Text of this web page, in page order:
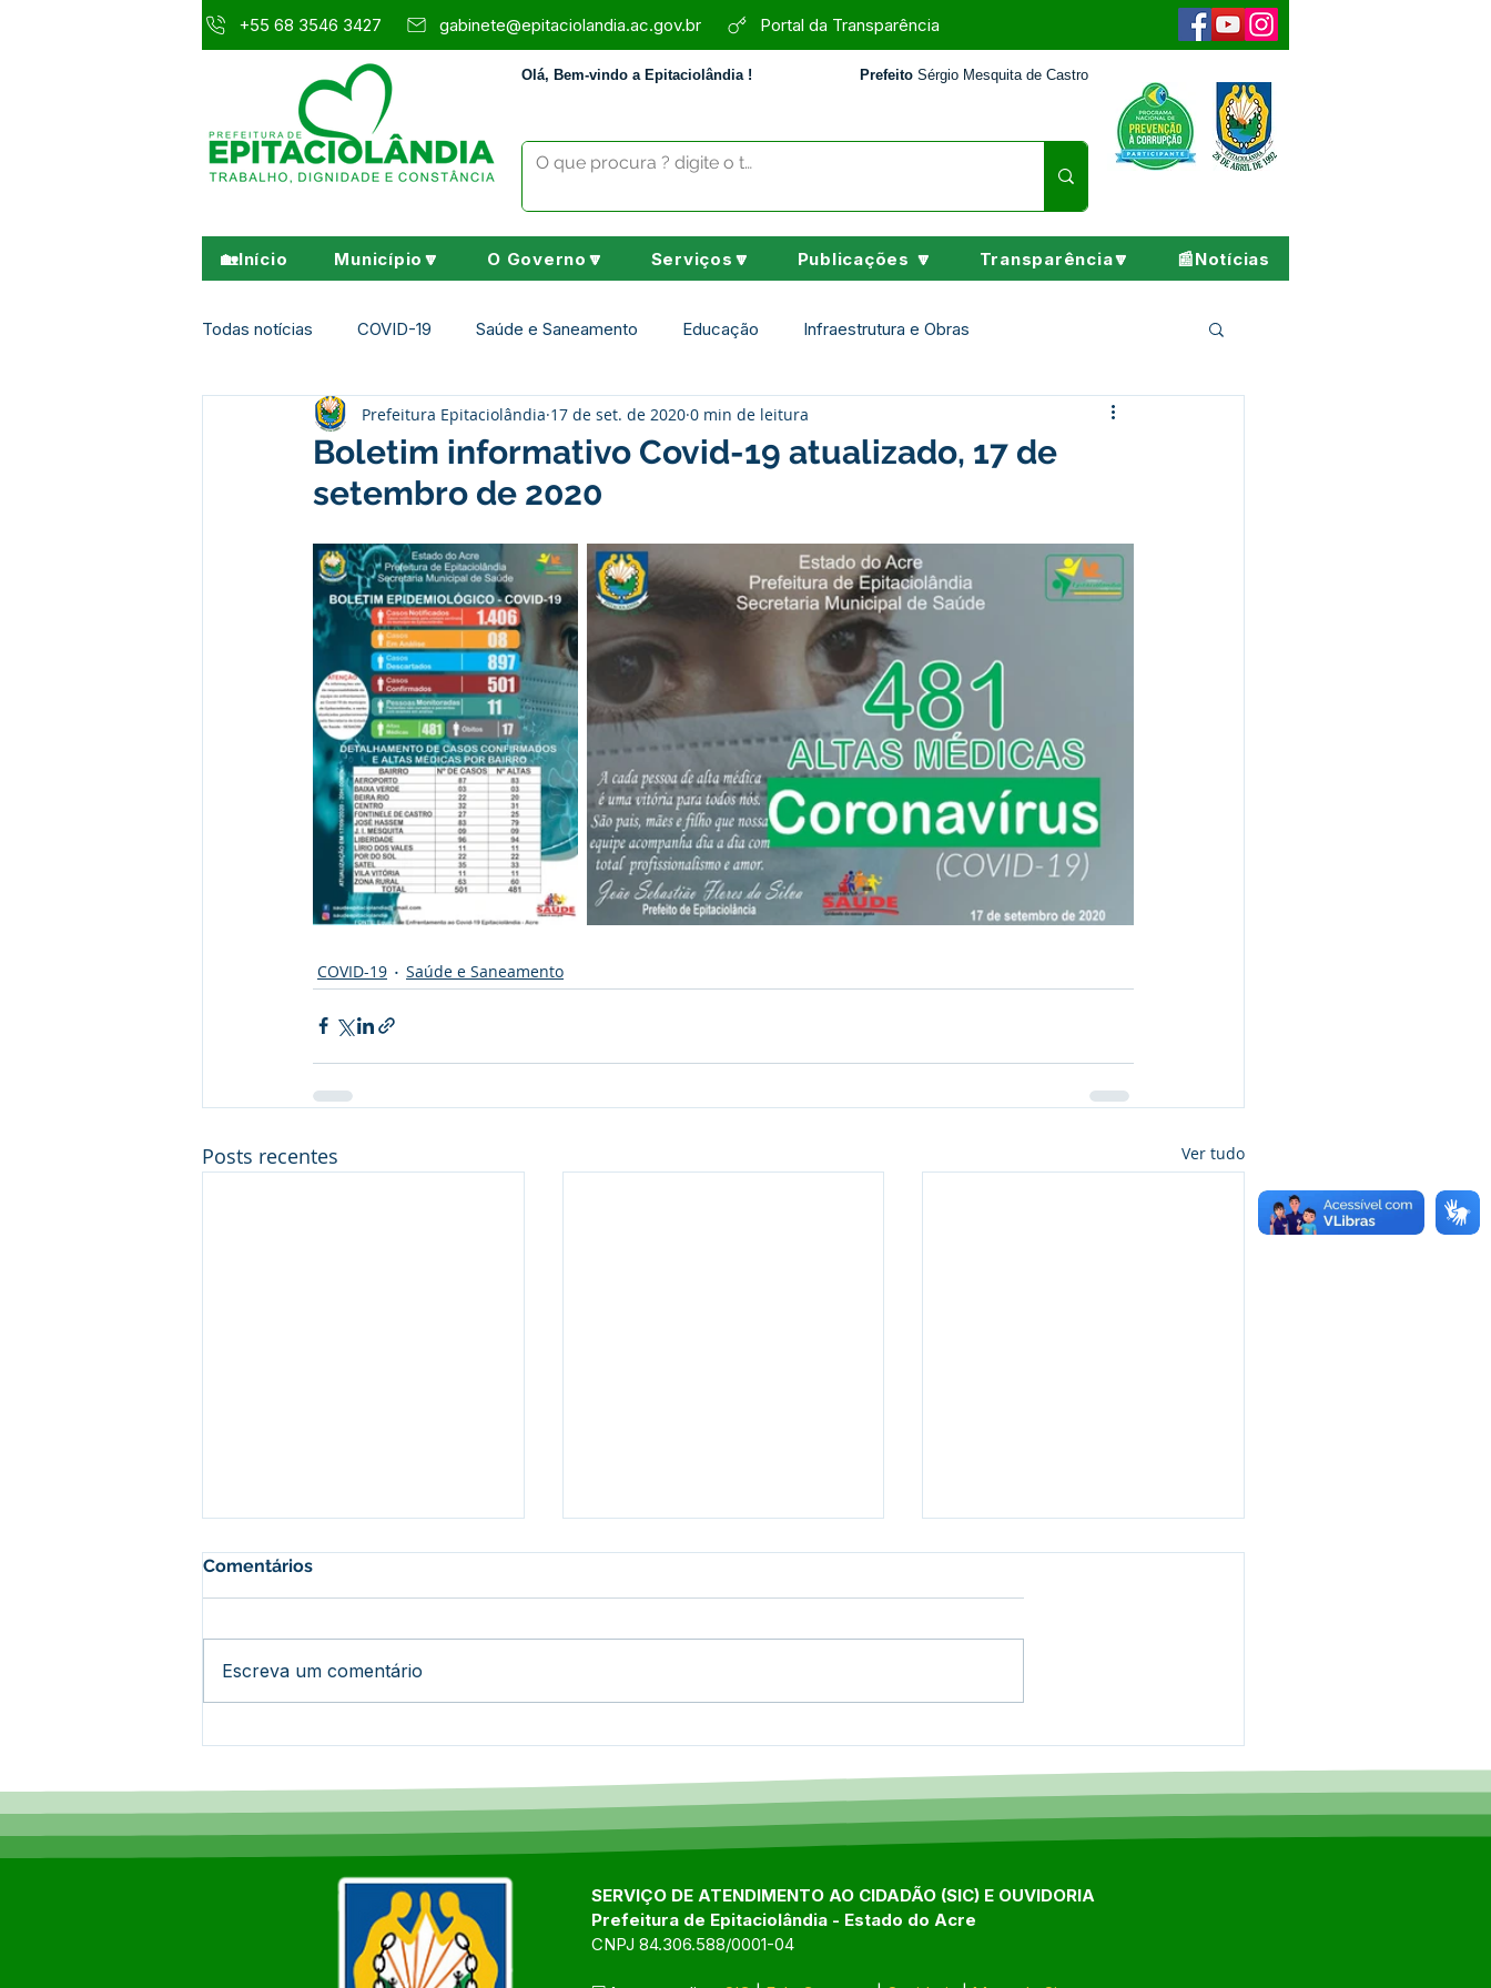
+55 68 3546 3427 gabinete@epitaciolandia.ac.gov.br Portal da Transparência
Olá, Bem-vindo a Epitaciolândia ! Prefeito Sérgio Mesquita de Castro
🏡Início Município🔽 O Governo🔽 Serviços🔽 Publicações 🔽 Transparência🔽 📰Notícias
Todas notícias COVID-19 Saúde e Saneamento Educação Infraestrutura e Obras
Agricultura e Meio Ambiente Assistência Social Desporto Cultura e Lazer
Administração e Finanças Institucional e Governo
Datas Comemorativas Vacinômetro Dengue Turismo Licitações Covênios e Parcerias
Emendas Parlamentares Empreededorismo Meio Ambiente Defesa Civil enchente
Assistência Social Aviso INFRAESTRUTURA Cavalgada Semana Evangélica Planejamento
Boletim informativo Covid-19 atualizado, 17 de
setembro de 2020
Prefeitura Epitaciolândia 17 de set. de 2020 0 min de leitura
COVID-19 Saúde e Saneamento
Posts recentes Ver tudo
Família e lidera ranking no
edição do Programa Saúde
na Comunidade
autoridades, profissionais e
população para debater
Comentários
Escreva um comentário
SERVIÇO DE ATENDIMENTO AO CIDADÃO (SIC) E OUVIDORIA
Prefeitura de Epitaciolândia - Estado do Acre
CNPJ 84.306.588/0001-04